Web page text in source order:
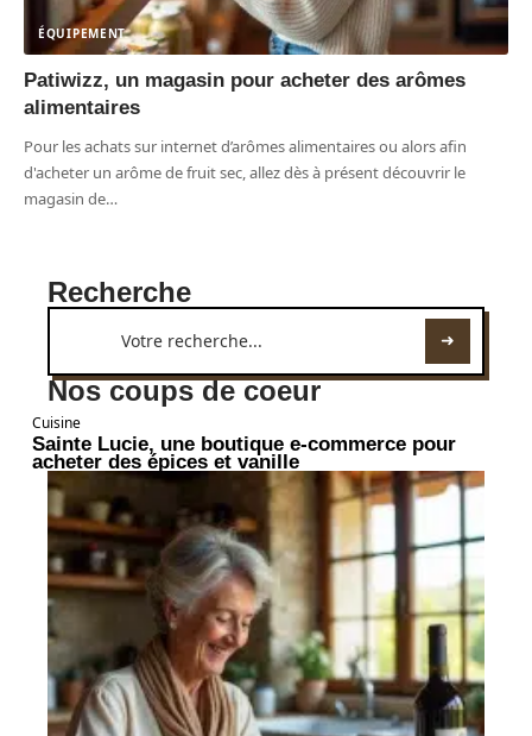
ÉQUIPEMENT
Patiwizz, un magasin pour acheter des arômes
alimentaires
Pour les achats sur internet d’arômes alimentaires ou alors afin
d'acheter un arôme de fruit sec, allez dès à présent découvrir le
magasin de…
Recherche
Nos coups de coeur
Cuisine
Sainte Lucie, une boutique e-commerce pour
acheter des épices et vanille